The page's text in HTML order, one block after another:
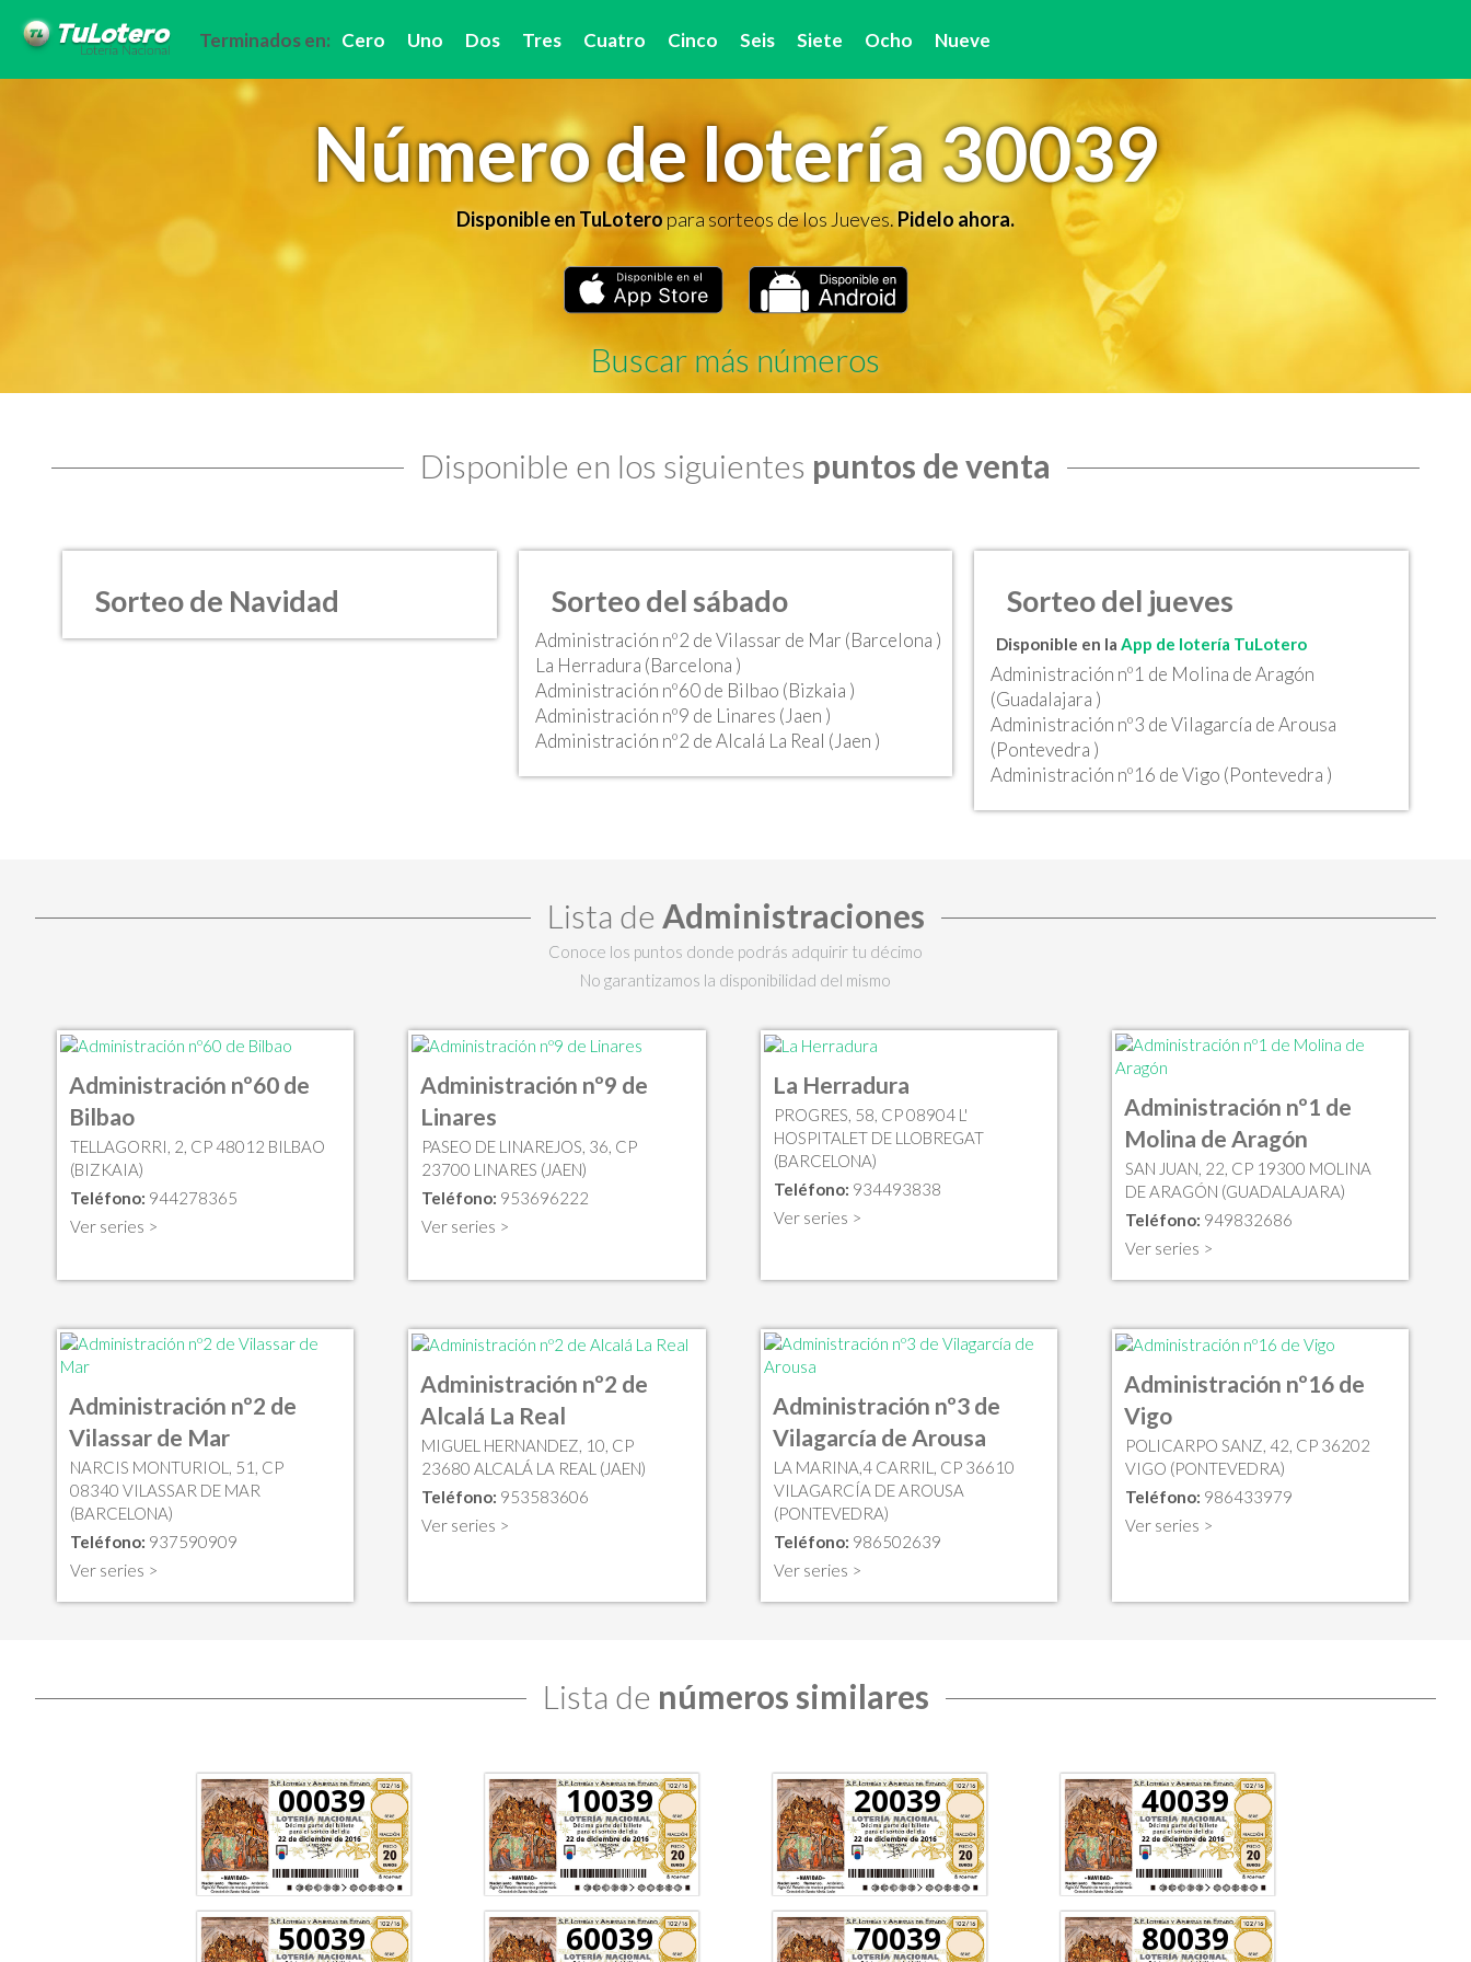
Terminados en: Cero Uno Dos Tres Cuatro Cinco Seis Siete Ocho Nueve
Número de lotería 30039
Disponible en TuLoteropara sorteos de los Jueves.Pidelo ahora.
Buscar más números
Disponible en los siguientes puntos de venta
Sorteo de Navidad Sorteo del sábado
Administración nº2 de Vilassar de Mar (Barcelona )
La Herradura (Barcelona )
Administración nº60 de Bilbao (Bizkaia )
Administración nº9 de Linares (Jaen )
Administración nº2 de Alcalá La Real (Jaen )
Sorteo del jueves
Disponible en laApp de lotería TuLotero
Administración nº1 de Molina de Aragón
(Guadalajara )
Administración nº3 de Vilagarcía de Arousa
(Pontevedra )
Administración nº16 de Vigo (Pontevedra )
Lista de Administraciones
Conoce los puntos donde podrás adquirir tu décimo
No garantizamos la disponibilidad del mismo
Administración nº60 de
Bilbao
TELLAGORRI, 2, CP 48012 BILBAO
(BIZKAIA)
Teléfono: 944278365
Ver series >
Administración nº9 de
Linares
PASEO DE LINAREJOS, 36, CP
23700 LINARES (JAEN)
Teléfono: 953696222
Ver series >
La Herradura
PROGRES, 58, CP 08904 L'
HOSPITALET DE LLOBREGAT
(BARCELONA)
Teléfono: 934493838
Ver series >
Administración nº1 de
Molina de Aragón
SAN JUAN, 22, CP 19300 MOLINA
DE ARAGÓN (GUADALAJARA)
Teléfono: 949832686
Ver series >
Administración nº2 de
Vilassar de Mar
NARCIS MONTURIOL, 51, CP
08340 VILASSAR DE MAR
(BARCELONA)
Teléfono: 937590909
Ver series >
Administración nº2 de
Alcalá La Real
MIGUEL HERNANDEZ, 10, CP
23680 ALCALÁ LA REAL (JAEN)
Teléfono: 953583606
Ver series >
Administración nº3 de
Vilagarcía de Arousa
LA MARINA,4 CARRIL, CP 36610
VILAGARCÍA DE AROUSA
(PONTEVEDRA)
Teléfono: 986502639
Ver series >
Administración nº16 de
Vigo
POLICARPO SANZ, 42, CP 36202
VIGO (PONTEVEDRA)
Teléfono: 986433979
Ver series >
Lista de números similares
00039 10039 20039 40039
50039 60039 70039 80039